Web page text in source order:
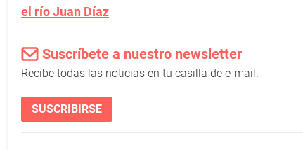
el río Juan Díaz
Suscríbete a nuestro newsletter
Recibe todas las noticias en tu casilla de e-mail.
SUSCRIBIRSE